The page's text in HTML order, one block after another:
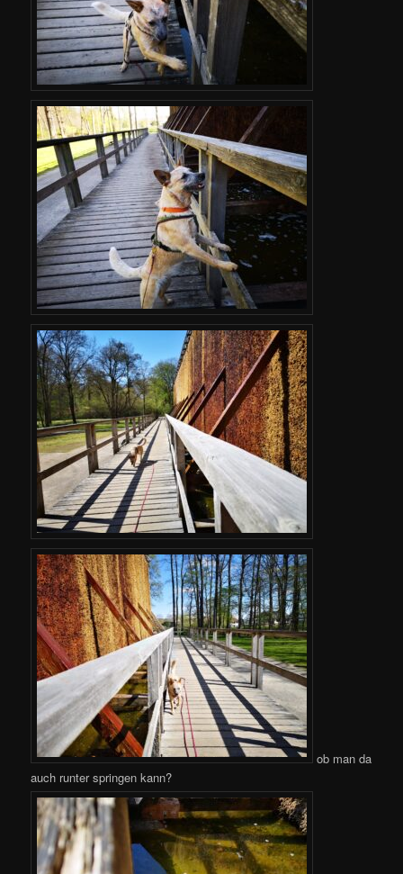
ob man da
auch runter springen kann?